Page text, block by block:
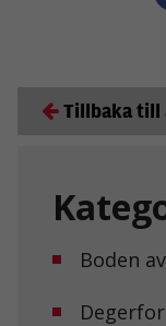
Tillbaka till
Boden